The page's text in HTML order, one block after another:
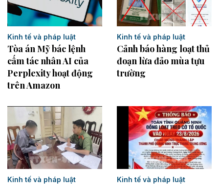
Kinh tế và pháp luật
Tòa án Mỹ bác lệnh
cấm tác nhân AI của
Perplexity hoạt động
trên Amazon
Kinh tế và pháp luật
Cảnh báo hàng loạt thủ
đoạn lừa đảo mùa tựu
trường
Kinh tế và pháp luật Kinh tế và pháp luật